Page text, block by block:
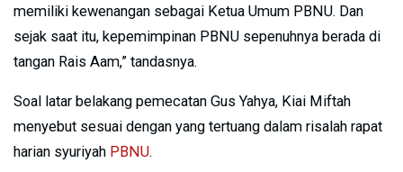
memiliki kewenangan sebagai Ketua Umum PBNU. Dan
sejak saat itu, kepemimpinan PBNU sepenuhnya berada di
tangan Rais Aam,” tandasnya.
Soal latar belakang pemecatan Gus Yahya, Kiai Miftah
menyebut sesuai dengan yang tertuang dalam risalah rapat
harian syuriyah PBNU.